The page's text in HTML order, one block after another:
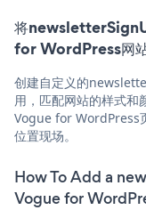
将
for WordPress网
创建自定义的
用，匹配网站的样式
Vogue for WordPress
位置现场。
How To Add a
Vogue for